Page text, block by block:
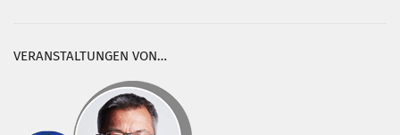
VERANSTALTUNGEN VON…